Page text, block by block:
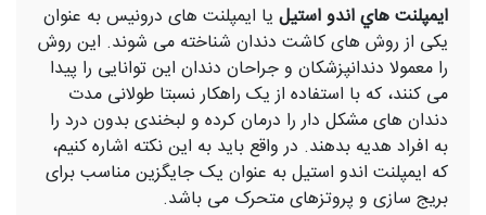
ايمپلنت‌ هاي اندو استيل یا ایمپلنت های درونیس به عنوان
یکی از روش های کاشت دندان شناخته می شوند. این روش
را معمولا دندانپزشکان و جراحان دندان این توانایی را پیدا
می کنند، که با استفاده از یک راهکار نسبتا طولانی مدت
دندان های مشکل دار را درمان کرده و لبخندی بدون درد را
به افراد هدیه بدهند. در واقع باید به این نکته اشاره کنیم،
که ایمپلنت اندو استیل به عنوان یک جایگزین مناسب برای
بریج سازی و پروتزهای متحرک می باشد.